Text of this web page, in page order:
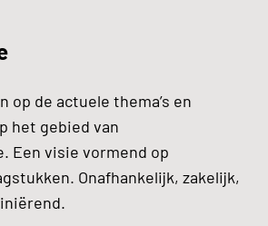
op de actuele thema’s en
het gebied van
Een visie vormend op
Onafhankelijk, zakelijk,